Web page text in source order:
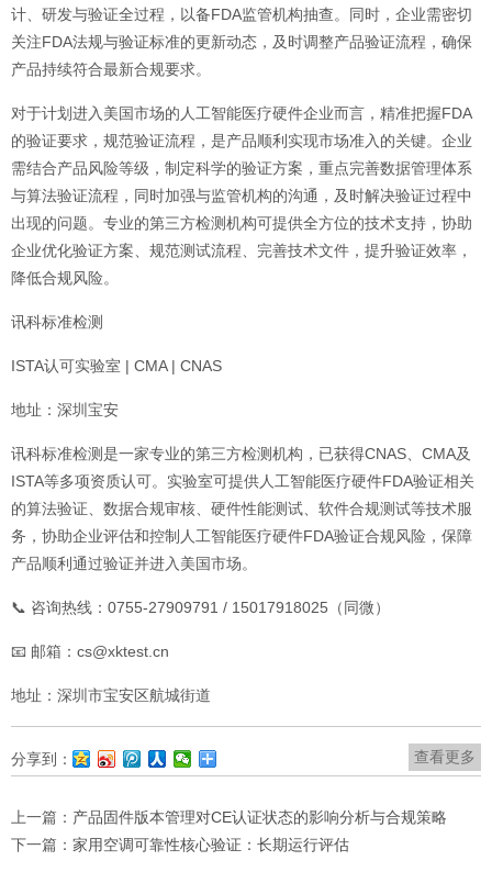
计、研发与验证全过程，以备FDA监管机构抽查。同时，企业需密切
关注FDA法规与验证标准的更新动态，及时调整产品验证流程，确保
产品持续符合最新合规要求。
对于计划进入美国市场的人工智能医疗硬件企业而言，精准把握FDA
的验证要求，规范验证流程，是产品顺利实现市场准入的关键。企业
需结合产品风险等级，制定科学的验证方案，重点完善数据管理体系
与算法验证流程，同时加强与监管机构的沟通，及时解决验证过程中
出现的问题。专业的第三方检测机构可提供全方位的技术支持，协助
企业优化验证方案、规范测试流程、完善技术文件，提升验证效率，
降低合规风险。
讯科标准检测
ISTA认可实验室 | CMA | CNAS
地址：深圳宝安
讯科标准检测是一家专业的第三方检测机构，已获得CNAS、CMA及
ISTA等多项资质认可。实验室可提供人工智能医疗硬件FDA验证相关
的算法验证、数据合规审核、硬件性能测试、软件合规测试等技术服
务，协助企业评估和控制人工智能医疗硬件FDA验证合规风险，保障
产品顺利通过验证并进入美国市场。
📞 咨询热线：0755-27909791 / 15017918025（同微）
📧 邮箱：cs@xktest.cn
地址：深圳市宝安区航城街道
查看更多
分享到：
上一篇： 产品固件版本管理对CE认证状态的影响分析与合规策略
下一篇： 家用空调可靠性核心验证：长期运行评估